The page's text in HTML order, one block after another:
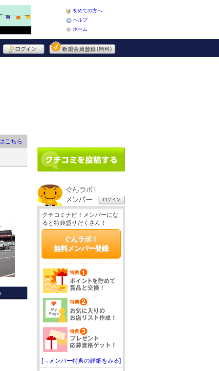
初めての方へ
ヘルプ
ホーム
こちら
クチコミナビ！メンバーにな
ると特典盛りだくさん！
ぐんラボ！
無料メンバー登録
[→メンバー特典の詳細をみる]